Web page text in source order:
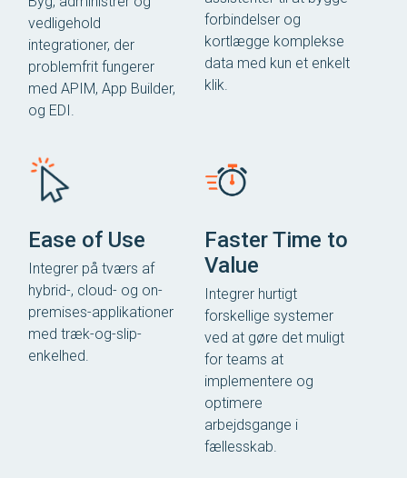
vedligehold
integrationer, der
problemfrit fungerer
med APIM, App Builder,
og EDI.
forbindelser og
kortlægge komplekse
data med kun et enkelt
klik.
Ease of Use
Integrer på tværs af
hybrid-, cloud- og on-
premises-applikationer
med træk-og-slip-
enkelhed.
Faster Time to
Value
Integrer hurtigt
forskellige systemer
ved at gøre det muligt
for teams at
implementere og
optimere
arbejdsgange i
fællesskab.